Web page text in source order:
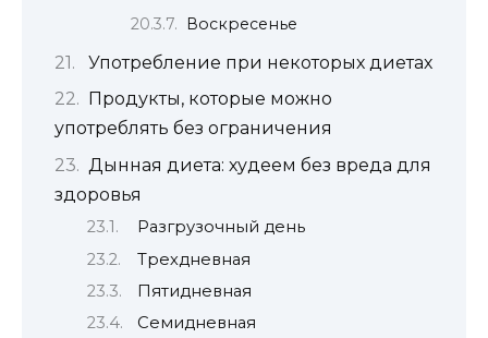
Воскресенье
Употребление при некоторых диетах
Продукты, которые можно
употреблять без ограничения
Дынная диета: худеем без вреда для
здоровья
Разгрузочный день
Трехдневная
Пятидневная
Семидневная